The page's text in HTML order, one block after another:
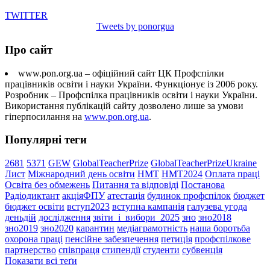
TWITTER
Tweets by ponorgua
Про сайт
www.pon.org.ua – офіційний сайт ЦК Профспілки
працівників освіти і науки України. Функціонує із 2006 року.
Розробник – Профспілка працівників освіти і науки України.
Використання публікацій сайту дозволено лише за умови
гіперпосилання на www.pon.org.ua.
Популярні теги
2681 5371 GEW GlobalTeacherPrize GlobalTeacherPrizeUkraine
Лист Міжнародний день освіти НМТ НМТ2024 Оплата праці
Освіта без обмежень Питання та відповіді Постанова
Радіодиктант акціяФПУ атестація будинок профспілок бюджет
бюджет освіти вступ2023 вступна кампанія галузева угода
деньдій дослідження звіти_і_вибори_2025 зно зно2018
зно2019 зно2020 карантин медіаграмотність наша боротьба
охорона праці пенсійне забезпечення петиція профспілкове
партнерство співпраця стипендії студенти субвенція
Показати всі теґи